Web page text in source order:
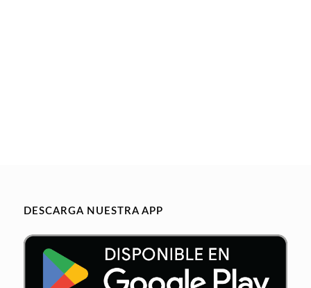
DESCARGA NUESTRA APP